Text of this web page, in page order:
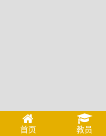
首页 教员